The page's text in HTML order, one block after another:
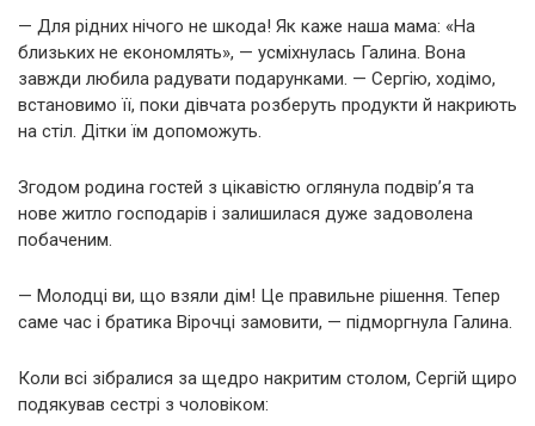
— Для рідних нічого не шкода! Як каже наша мама: «На
близьких не економлять», — усміхнулась Галина. Вона
завжди любила радувати подарунками. — Сергію, ходімо,
встановимо її, поки дівчата розберуть продукти й накриють
на стіл. Дітки їм допоможуть.
Згодом родина гостей з цікавістю оглянула подвір’я та
нове житло господарів і залишилася дуже задоволена
побаченим.
— Молодці ви, що взяли дім! Це правильне рішення. Тепер
саме час і братика Вірочці замовити, — підморгнула Галина.
Коли всі зібралися за щедро накритим столом, Сергій щиро
подякував сестрі з чоловіком: